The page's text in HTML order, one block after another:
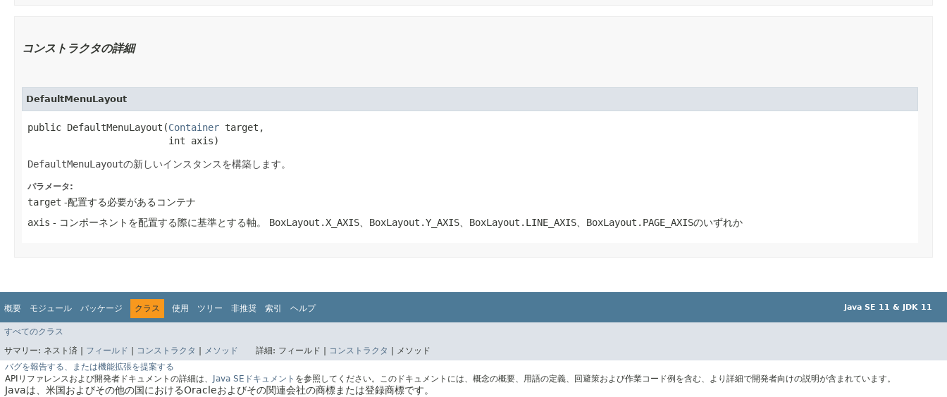
コンストラクタの詳細
DefaultMenuLayout
public DefaultMenuLayout​(Container target,
                         int axis)
DefaultMenuLayoutの新しいインスタンスを構築します。
パラメータ:
target -配置する必要があるコンテナ
axis - コンポーネントを配置する際に基準とする軸。 BoxLayout.X_AXIS BoxLayout.Y_AXIS BoxLayout.LINE_AXIS BoxLayout.PAGE_AXISのいずれか
概要 モジュール パッケージ クラス 使用 ツリー 非推奨 索引 ヘルプ Java SE 11 & JDK 11
すべてのクラス
サマリー: ネスト済 | フィールド コンストラクタ メソッド 詳細: フィールド | コンストラクタ
メソッド
バグを報告する、または機能拡張を提案する
APIリファレンスおよび開発者ドキュメントの詳細は、
Java SEドキュメント を参照してください。このドキュメントには、概念の概要、用語の定義、回避策および作業コード例を含む、より詳細で開発者向けの説明が含まれています。
Javaは、米国およびその他の国におけるOracleおよびその関連会社の商標または登録商標です。